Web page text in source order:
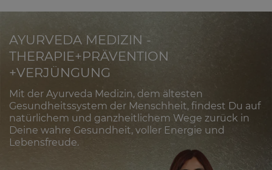
AYURVEDA MEDIZIN -
THERAPIE+PRÄVENTION
+VERJÜNGUNG
Mit der Ayurveda Medizin, dem ältesten
Gesundheitssystem der Menschheit, findest Du auf
natürlichem und ganzheitlichem Wege zurück in
Deine wahre Gesundheit, voller Energie und
Lebensfreude.